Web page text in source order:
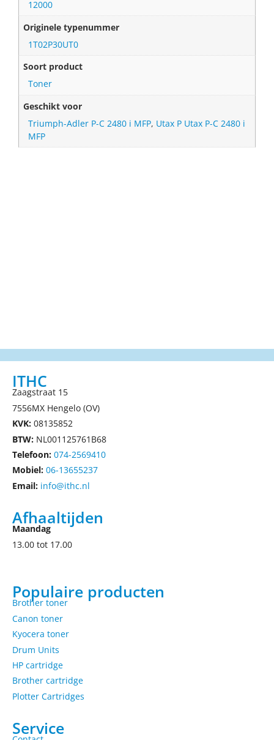
12000
Originele typenummer
1T02P30UT0
Soort product
Toner
Geschikt voor
Triumph-Adler P-C 2480 i MFP, Utax P Utax P-C 2480 i
MFP
ITHC
Zaagstraat 15
7556MX Hengelo (OV)
KVK: 08135852
BTW: NL001125761B68
Telefoon: 074-2569410
Mobiel: 06-13655237
Email: info@ithc.nl
Afhaaltijden
Maandag
13.00 tot 17.00
Populaire producten
Brother toner
Canon toner
Kyocera toner
Drum Units
HP cartridge
Brother cartridge
Plotter Cartridges
Service